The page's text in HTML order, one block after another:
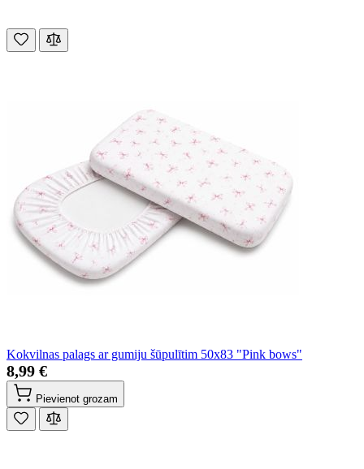
Kokvilnas palags ar gumiju šūpulītim 50x83 "Pink bows"
8,99 €
Pievienot grozam